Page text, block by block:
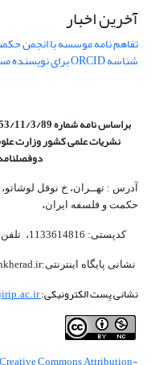
آخرین اخبار
تفاهم نامه موسسه با انجمن
شناسه ORCID برای نویسنده مسئول
براساس نامه شماره 26953/11/3/89 در جلسة مورخ 31/6/89 کمیسیون
نشریات علمی کشور وزارت
حکمت و فلسفه ایران،‌
کدپستی: 1133614816، تلفن: 66492169 - 021 نمابر: 66962700 - 021
نشانی پایگاه اینترنتی:www.javidankherad.ir
نشانی پست الکترونیکی:javidankherad@irip.ac.ir